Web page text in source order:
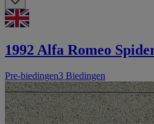
1992 Alfa Romeo
Pre-biedingen3 Biedingen